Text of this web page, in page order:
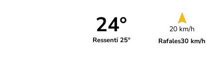
24°
Ressenti 25°
20 km/h
Rafales30 km/h